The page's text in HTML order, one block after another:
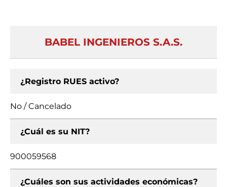
BABEL INGENIEROS S.A.S.
¿Registro RUES activo?
No / Cancelado
¿Cuál es su NIT?
900059568
¿Cuáles son sus actividades económicas?